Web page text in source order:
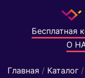
Бесплатная
О
Главная / Каталог